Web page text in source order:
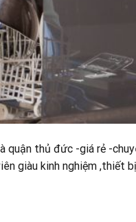
quận thủ đức -giá rẻ -
giàu kinh nghiệm ,thiết